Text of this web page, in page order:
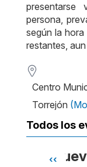
presentarse
persona,
según la hora
restantes,
Centro
Torrejón
Todos los
Paginación
‹‹